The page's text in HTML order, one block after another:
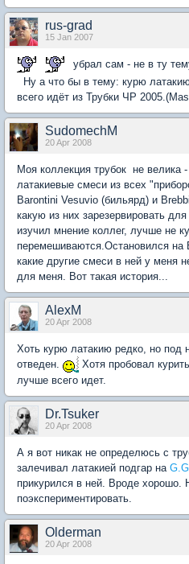
rus-grad
15 Jan 2007
убрал сам - не в ту
Ну а что бы в тему: курю
всего идёт из Трубки ЧР
SudomechM
20 Apr 2008
Моя коллекция трубок не велика
латакиевые смеси из всех
Barontini Vesuvio (бильярд) и
какую из них зарезервировать
изучил мнение коллег, лучше не
перемешиваются.Остановился на
какие другие смеси в ней у меня
для меня. Вот такая история...
AlexM
20 Apr 2008
Хоть курю латакию редко, но под
отведен.
Хотя пробовал
лучше всего идет.
Dr.Tsuker
20 Apr 2008
А я вот никак не определюсь с
залечивал латакией подгар на
прикурился в ней. Вроде
поэкспериментировать.
Olderman
20 Apr 2008